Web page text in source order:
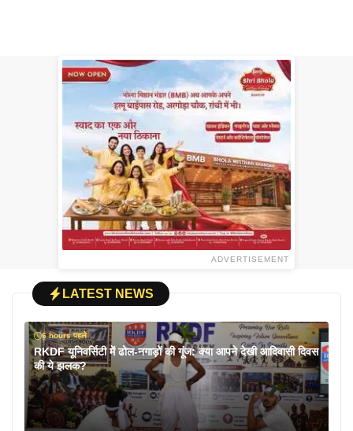
ADVERTISEMENT
LATEST NEWS
6 hours पहले
RKDF यूनिवर्सिटी में ढोल-नगाड़ों की गूंज: क्या आपने देखी आदिवासी दिवस
की ये झलक?